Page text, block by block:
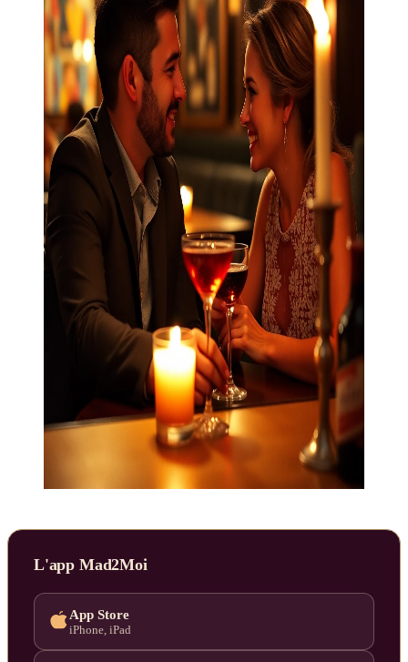
L'app Mad2Moi
App Store
iPhone, iPad